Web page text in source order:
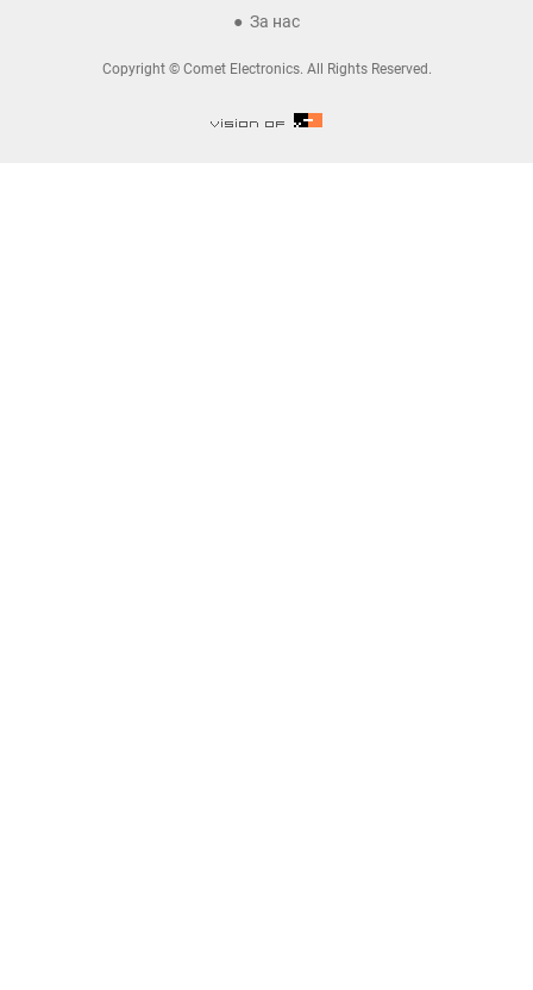
За нас
Copyright © Comet Electronics. All Rights Reserved.